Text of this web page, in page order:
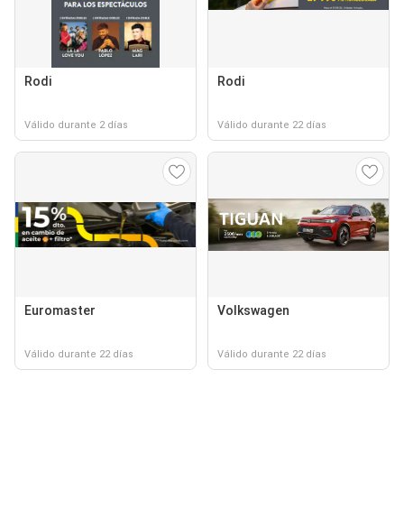
Rodi
Válido durante 2 días
Rodi
Válido durante 22 días
Euromaster
Válido durante 22 días
Volkswagen
Válido durante 22 días